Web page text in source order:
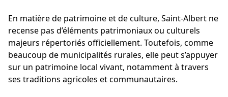
En matière de patrimoine et de culture, Saint-Albert ne
recense pas d’éléments patrimoniaux ou culturels
majeurs répertoriés officiellement. Toutefois, comme
beaucoup de municipalités rurales, elle peut s’appuyer
sur un patrimoine local vivant, notamment à travers
ses traditions agricoles et communautaires.